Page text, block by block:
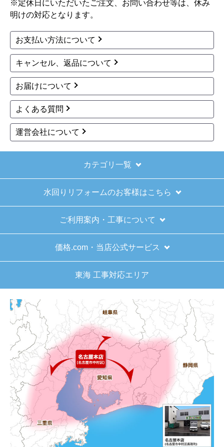
※定休日にいただいたご注文、お問い合わせ等は、休み
明けの対応となります。
お支払い方法について
キャンセル、返品について
お届けについて
よくある質問
運営会社について
カテゴリ一覧
水回りリフォームのお客様はこちら
ご利用案内・工事について
価格.com・当店公式サービス
東海 工事対応エリア